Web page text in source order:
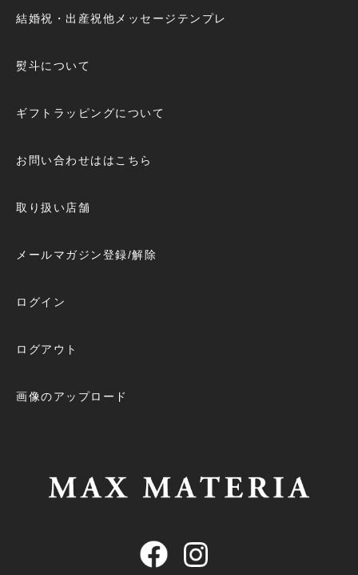
結婚祝・出産祝他メッセージテンプレ
熨斗について
ギフトラッピングについて
お問い合わせははこちら
取り扱い店舗
メールマガジン登録/解除
ログイン
ログアウト
画像のアップロード